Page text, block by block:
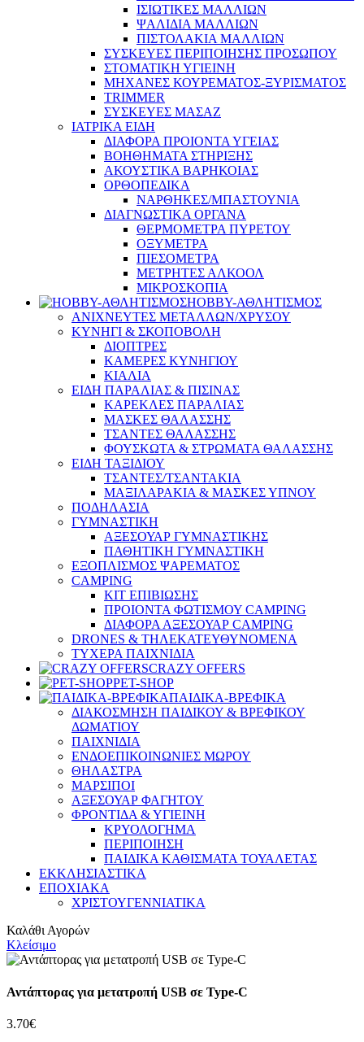
ΙΣΙΩΤΙΚΕΣ ΜΑΛΛΙΩΝ
ΨΑΛΙΔΙΑ ΜΑΛΛΙΩΝ
ΠΙΣΤΟΛΑΚΙΑ ΜΑΛΛΙΩΝ
ΣΥΣΚΕΥΕΣ ΠΕΡΙΠΟΙΗΣΗΣ ΠΡΟΣΩΠΟΥ
ΣΤΟΜΑΤΙΚΗ ΥΓΙΕΙΝΗ
ΜΗΧΑΝΕΣ ΚΟΥΡΕΜΑΤΟΣ-ΞΥΡΙΣΜΑΤΟΣ
TRIMMER
ΣΥΣΚΕΥΕΣ ΜΑΣΑΖ
ΙΑΤΡΙΚΑ ΕΙΔΗ
ΔΙΑΦΟΡΑ ΠΡΟΙΟΝΤΑ ΥΓΕΙΑΣ
ΒΟΗΘΗΜΑΤΑ ΣΤΗΡΙΞΗΣ
ΑΚΟΥΣΤΙΚΑ ΒΑΡΗΚΟΙΑΣ
ΟΡΘΟΠΕΔΙΚΑ
ΝΑΡΘΗΚΕΣ/ΜΠΑΣΤΟΥΝΙΑ
ΔΙΑΓΝΩΣΤΙΚΑ ΟΡΓΑΝΑ
ΘΕΡΜΟΜΕΤΡΑ ΠΥΡΕΤΟΥ
ΟΞΥΜΕΤΡΑ
ΠΙΕΣΟΜΕΤΡΑ
ΜΕΤΡΗΤΕΣ ΑΛΚΟΟΛ
ΜΙΚΡΟΣΚΟΠΙΑ
HOBBY-ΑΘΛΗΤΙΣΜΟΣ
ΑΝΙΧΝΕΥΤΕΣ ΜΕΤΑΛΛΩΝ/ΧΡΥΣΟΥ
ΚΥΝΗΓΙ & ΣΚΟΠΟΒΟΛΗ
ΔΙΟΠΤΡΕΣ
ΚΑΜΕΡΕΣ ΚΥΝΗΓΙΟΥ
ΚΙΑΛΙΑ
ΕΙΔΗ ΠΑΡΑΛΙΑΣ & ΠΙΣΙΝΑΣ
ΚΑΡΕΚΛΕΣ ΠΑΡΑΛΙΑΣ
ΜΑΣΚΕΣ ΘΑΛΑΣΣΗΣ
ΤΣΑΝΤΕΣ ΘΑΛΑΣΣΗΣ
ΦΟΥΣΚΩΤΑ & ΣΤΡΩΜΑΤΑ ΘΑΛΑΣΣΗΣ
ΕΙΔΗ ΤΑΞΙΔΙΟΥ
ΤΣΑΝΤΕΣ/ΤΣΑΝΤΑΚΙΑ
ΜΑΞΙΛΑΡΑΚΙΑ & ΜΑΣΚΕΣ ΥΠΝΟΥ
ΠΟΔΗΛΑΣΙΑ
ΓΥΜΝΑΣΤΙΚΗ
ΑΞΕΣΟΥΑΡ ΓΥΜΝΑΣΤΙΚΗΣ
ΠΑΘΗΤΙΚΗ ΓΥΜΝΑΣΤΙΚΗ
ΕΞΟΠΛΙΣΜΟΣ ΨΑΡΕΜΑΤΟΣ
CAMPING
ΚΙΤ ΕΠΙΒΙΩΣΗΣ
ΠΡΟΙΟΝΤΑ ΦΩΤΙΣΜΟΥ CAMPING
ΔΙΑΦΟΡΑ ΑΞΕΣΟΥΑΡ CAMPING
DRONES & ΤΗΛΕΚΑΤΕΥΘΥΝΟΜΕΝΑ
ΤΥΧΕΡΑ ΠΑΙΧΝΙΔΙΑ
CRAZY OFFERS
PET-SHOP
ΠΑΙΔΙΚΑ-ΒΡΕΦΙΚΑ
ΔΙΑΚΟΣΜΗΣΗ ΠΑΙΔΙΚΟΥ & ΒΡΕΦΙΚΟΥ
ΔΩΜΑΤΙΟΥ
ΠΑΙΧΝΙΔΙΑ
ΕΝΔΟΕΠΙΚΟΙΝΩΝΙΕΣ ΜΩΡΟΥ
ΘΗΛΑΣΤΡΑ
ΜΑΡΣΙΠΟΙ
ΑΞΕΣΟΥΑΡ ΦΑΓΗΤΟΥ
ΦΡΟΝΤΙΔΑ & ΥΓΙΕΙΝΗ
ΚΡΥΟΛΟΓΗΜΑ
ΠΕΡΙΠΟΙΗΣΗ
ΠΑΙΔΙΚΑ ΚΑΘΙΣΜΑΤΑ ΤΟΥΑΛΕΤΑΣ
ΕΚΚΛΗΣΙΑΣΤΙΚΑ
ΕΠΟΧΙΑΚΑ
ΧΡΙΣΤΟΥΓΕΝΝΙΑΤΙΚΑ
Καλάθι Αγορών
Κλείσιμο
Αντάπτορας για μετατροπή USB σε Type-C
3.70€